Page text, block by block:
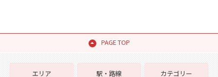
PAGE TOP
エリア
駅・路線
カテゴリー